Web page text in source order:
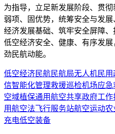
为指导，立足新发展阶段、贯
弱项、固优势，统筹安全与发
经济发展基础、筑牢安全屏障
低空经济安全、健康、有序发
劲民航动能。
低空经济民航民航局无人机民用
信智能化管理救援巡检机场应急
空域植保通用航空共享政府工作
用航空法飞行服务站航空运动农
充电低空装备